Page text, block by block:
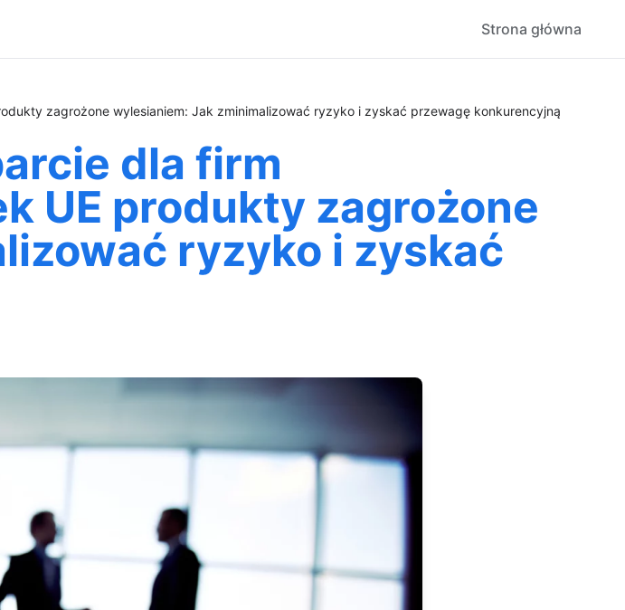
Strona główna
zagrożone wylesianiem: Jak zminimalizować ryzyko i zyskać przewagę konkurencyjną
dla firm
UE produkty zagrożone
ryzyko i zyskać